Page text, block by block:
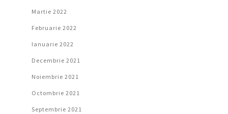
Martie 2022
Februarie 2022
Ianuarie 2022
Decembrie 2021
Noiembrie 2021
Octombrie 2021
Septembrie 2021